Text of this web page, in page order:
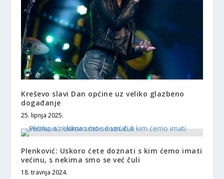
Kreševo slavi Dan općine uz veliko glazbeno
događanje
25. lipnja 2025.
Plenković: Uskoro ćete doznati s kim ćemo imati
većinu, s nekima smo se već čuli
18. travnja 2024.